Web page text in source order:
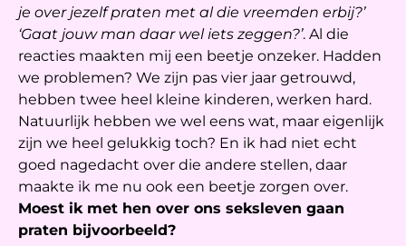
je over jezelf praten met al die vreemden erbij?’
‘Gaat jouw man daar wel iets zeggen?’. Al die
reacties maakten mij een beetje onzeker. Hadden
we problemen? We zijn pas vier jaar getrouwd,
hebben twee heel kleine kinderen, werken hard.
Natuurlijk hebben we wel eens wat, maar eigenlijk
zijn we heel gelukkig toch? En ik had niet echt
goed nagedacht over die andere stellen, daar
maakte ik me nu ook een beetje zorgen over.
Moest ik met hen over ons seksleven gaan
praten bijvoorbeeld?